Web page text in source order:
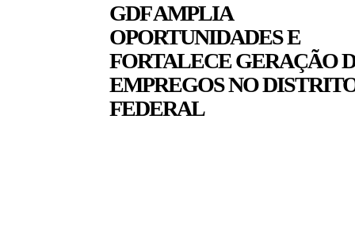
GDF AMPLIA
OPORTUNIDADES E
FORTALECE GERAÇÃO
EMPREGOS NO
FEDERAL